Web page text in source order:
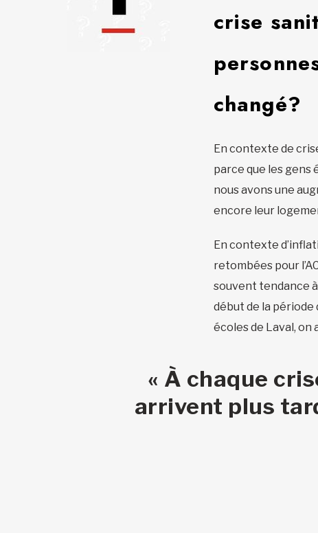
crise
changé?
En contexte de
parce que les gens
nous avons une
encore leur
En contexte
retombées pour
souvent tendance
début de la période
écoles de Laval, on
« À chaque
arrivent plus